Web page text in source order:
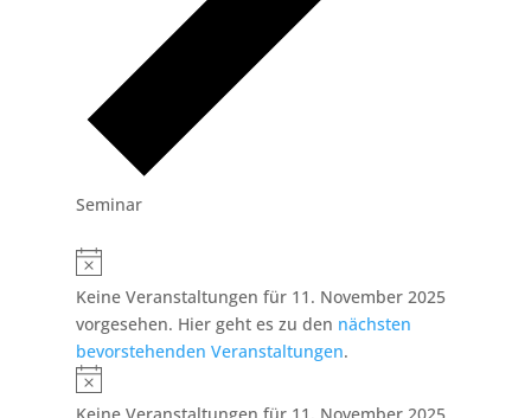
Seminar
Veranstaltungen
für
11.
November
2025
Keine Veranstaltungen für 11. November 2025
vorgesehen. Hier geht es zu den nächsten
bevorstehenden Veranstaltungen.